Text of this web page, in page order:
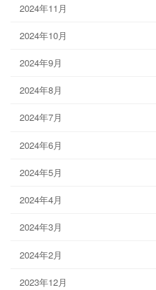
2024年11月
2024年10月
2024年9月
2024年8月
2024年7月
2024年6月
2024年5月
2024年4月
2024年3月
2024年2月
2023年12月